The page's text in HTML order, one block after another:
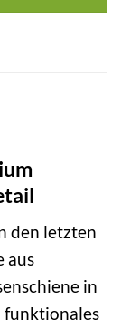
den letzten
aus
in
funktionales